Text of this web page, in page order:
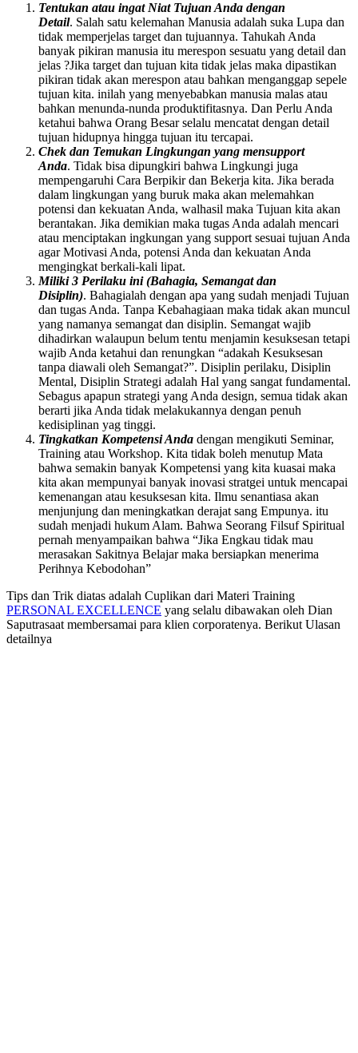
Tentukan atau ingat Niat Tujuan Anda dengan
Detail. Salah satu kelemahan Manusia adalah suka Lupa dan
tidak memperjelas target dan tujuannya. Tahukah Anda
banyak pikiran manusia itu merespon sesuatu yang detail dan
jelas ?Jika target dan tujuan kita tidak jelas maka dipastikan
pikiran tidak akan merespon atau bahkan menganggap sepele
tujuan kita. inilah yang menyebabkan manusia malas atau
bahkan menunda-nunda produktifitasnya. Dan Perlu Anda
ketahui bahwa Orang Besar selalu mencatat dengan detail
tujuan hidupnya hingga tujuan itu tercapai.
Chek dan Temukan Lingkungan yang mensupport
Anda. Tidak bisa dipungkiri bahwa Lingkungi juga
mempengaruhi Cara Berpikir dan Bekerja kita. Jika berada
dalam lingkungan yang buruk maka akan melemahkan
potensi dan kekuatan Anda, walhasil maka Tujuan kita akan
berantakan. Jika demikian maka tugas Anda adalah mencari
atau menciptakan ingkungan yang support sesuai tujuan Anda
agar Motivasi Anda, potensi Anda dan kekuatan Anda
mengingkat berkali-kali lipat.
Miliki 3 Perilaku ini (Bahagia, Semangat dan
Disiplin). Bahagialah dengan apa yang sudah menjadi Tujuan
dan tugas Anda. Tanpa Kebahagiaan maka tidak akan muncul
yang namanya semangat dan disiplin. Semangat wajib
dihadirkan walaupun belum tentu menjamin kesuksesan tetapi
wajib Anda ketahui dan renungkan “adakah Kesuksesan
tanpa diawali oleh Semangat?”. Disiplin perilaku, Disiplin
Mental, Disiplin Strategi adalah Hal yang sangat fundamental.
Sebagus apapun strategi yang Anda design, semua tidak akan
berarti jika Anda tidak melakukannya dengan penuh
kedisiplinan yag tinggi.
Tingkatkan Kompetensi Anda dengan mengikuti Seminar,
Training atau Workshop. Kita tidak boleh menutup Mata
bahwa semakin banyak Kompetensi yang kita kuasai maka
kita akan mempunyai banyak inovasi stratgei untuk mencapai
kemenangan atau kesuksesan kita. Ilmu senantiasa akan
menjunjung dan meningkatkan derajat sang Empunya. itu
sudah menjadi hukum Alam. Bahwa Seorang Filsuf Spiritual
pernah menyampaikan bahwa “Jika Engkau tidak mau
merasakan Sakitnya Belajar maka bersiapkan menerima
Perihnya Kebodohan”
Tips dan Trik diatas adalah Cuplikan dari Materi Training
PERSONAL EXCELLENCE yang selalu dibawakan oleh Dian
Saputrasaat membersamai para klien corporatenya. Berikut Ulasan
detailnya